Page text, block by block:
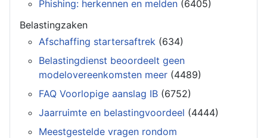
Phishing: herkennen en melden (6405)
Belastingzaken
Afschaffing startersaftrek (634)
Belastingdienst beoordeelt geen
modelovereenkomsten meer (4489)
FAQ Voorlopige aanslag IB (6752)
Jaarruimte en belastingvoordeel (4444)
Meestgestelde vragen rondom